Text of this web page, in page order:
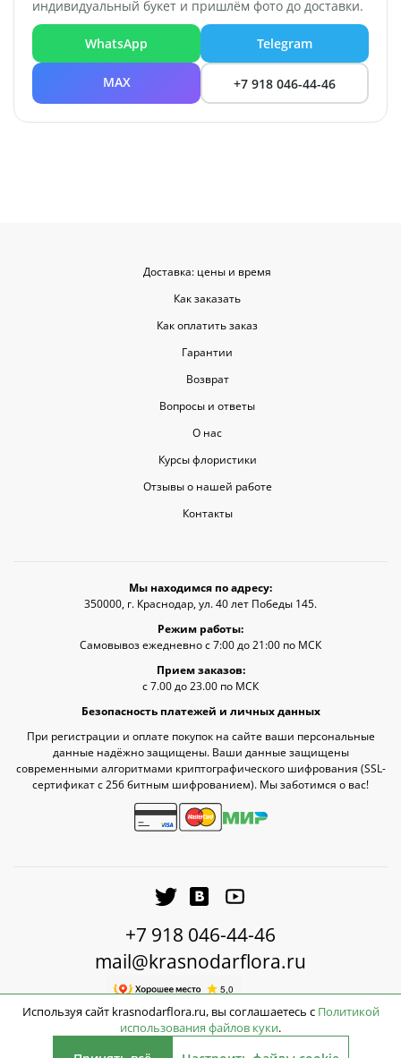
Используя сайт krasnodarflora.ru, вы соглашаетесь с Политикой
использования файлов куки.
индивидуальный букет и пришлём фото до доставки.
WhatsApp Telegram
MAX +7 918 046-44-46
Доставка: цены и время
Как заказать
Как оплатить заказ
Гарантии
Возврат
Вопросы и ответы
О нас
Курсы флористики
Отзывы о нашей работе
Контакты
Мы находимся по адресу:
350000, г. Краснодар, ул. 40 лет Победы 145.
Режим работы:
Самовывоз ежедневно с 7:00 до 21:00 по МСК
Прием заказов:
с 7.00 до 23.00 по МСК
Безопасность платежей и личных данных
При регистрации и оплате покупок на сайте ваши персональные
данные надёжно защищены. Ваши данные защищены
современными алгоритмами криптографического шифрования (SSL-
сертификат c 256 битным шифрованием). Мы заботимся о вас!
+7 918 046-44-46
mail@krasnodarflora.ru